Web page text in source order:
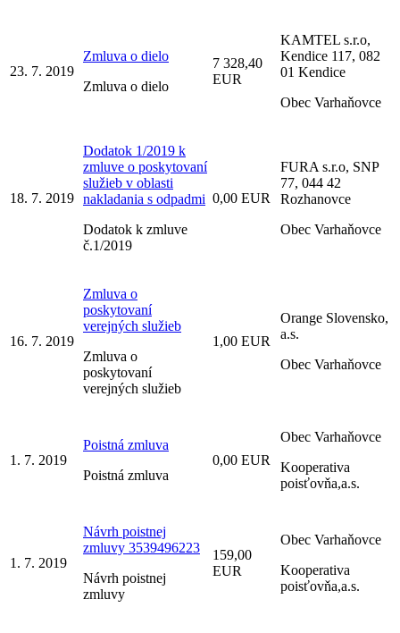
23. 7. 2019
Zmluva o dielo
Zmluva o dielo
7 328,40
EUR
KAMTEL s.r.o,
Kendice 117, 082
01 Kendice
Obec Varhaňovce
18. 7. 2019
Dodatok 1/2019 k
zmluve o poskytovaní
služieb v oblasti
nakladania s odpadmi
Dodatok k zmluve
č.1/2019
0,00 EUR
FURA s.r.o, SNP
77, 044 42
Rozhanovce
Obec Varhaňovce
16. 7. 2019
Zmluva o
poskytovaní
verejných služieb
Zmluva o
poskytovaní
verejných služieb
1,00 EUR
Orange Slovensko,
a.s.
Obec Varhaňovce
1. 7. 2019
Poistná zmluva
Poistná zmluva
0,00 EUR
Obec Varhaňovce
Kooperativa
poisťovňa,a.s.
1. 7. 2019
Návrh poistnej
zmluvy 3539496223
Návrh poistnej
zmluvy
159,00
EUR
Obec Varhaňovce
Kooperativa
poisťovňa,a.s.